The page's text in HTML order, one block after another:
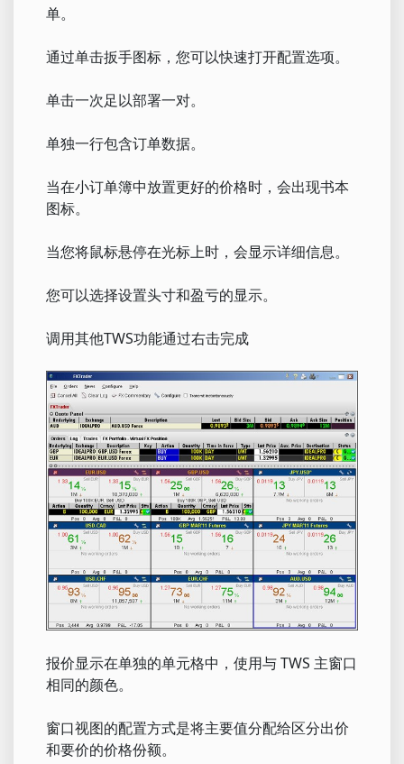
单。
通过单击扳手图标，您可以快速打开配置选项。
单击一次足以部署一对。
单独一行包含订单数据。
当在小订单簿中放置更好的价格时，会出现书本
图标。
当您将鼠标悬停在光标上时，会显示详细信息。
您可以选择设置头寸和盈亏的显示。
调用其他TWS功能通过右击完成
报价显示在单独的单元格中，使用与 TWS 主窗口
相同的颜色。
窗口视图的配置方式是将主要值分配给区分出价
和要价的价格份额。